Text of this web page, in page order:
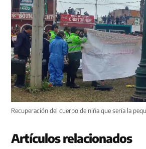
Recuperación del cuerpo de niña que sería la
Artículos relacionados